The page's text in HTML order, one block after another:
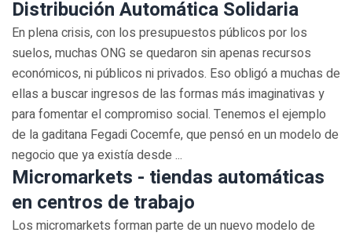
Distribución Automática Solidaria
En plena crisis, con los presupuestos públicos por los
suelos, muchas ONG se quedaron sin apenas recursos
económicos, ni públicos ni privados. Eso obligó a muchas de
ellas a buscar ingresos de las formas más imaginativas y
para fomentar el compromiso social. Tenemos el ejemplo
de la gaditana Fegadi Cocemfe, que pensó en un modelo de
negocio que ya existía desde ...
Micromarkets - tiendas automáticas
en centros de trabajo
Los micromarkets forman parte de un nuevo modelo de